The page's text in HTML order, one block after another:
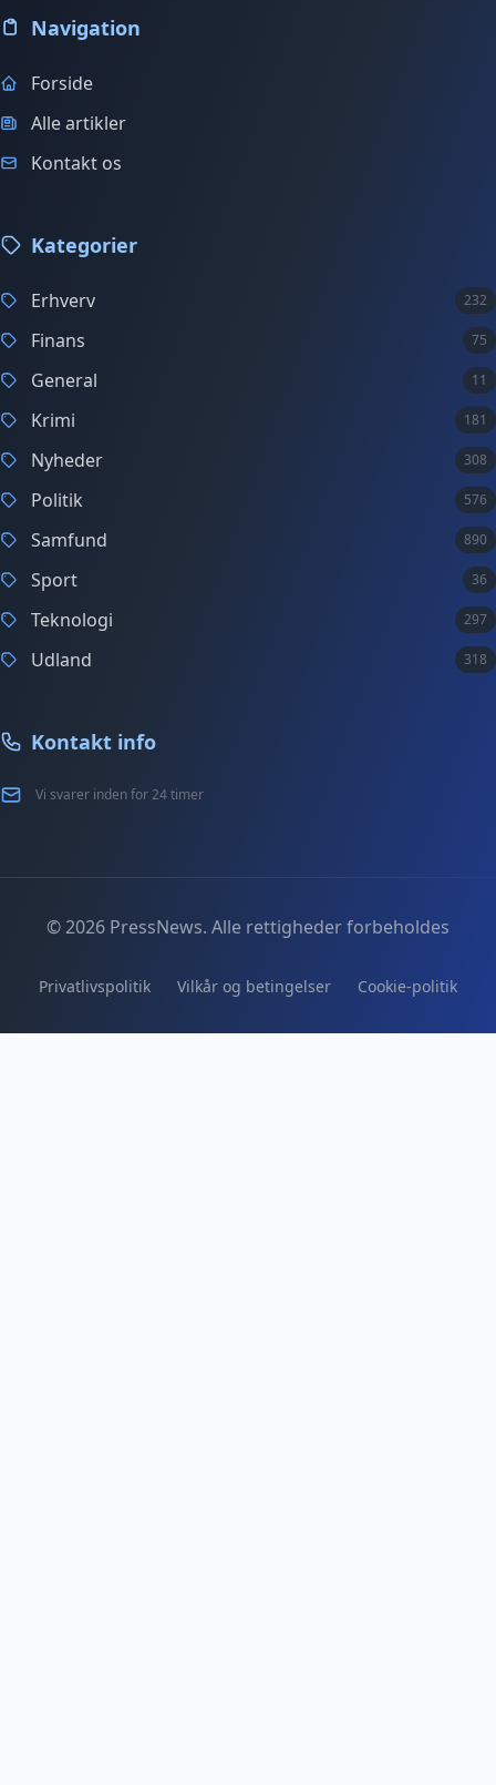
Navigation
Forside
Alle artikler
Kontakt os
Kategorier
Erhverv 232
Finans 75
General 11
Krimi 181
Nyheder 308
Politik 576
Samfund 890
Sport 36
Teknologi 297
Udland 318
Kontakt info
Vi svarer inden for 24 timer
© 2026 PressNews. Alle rettigheder forbeholdes
Privatlivspolitik Vilkår og betingelser Cookie-politik